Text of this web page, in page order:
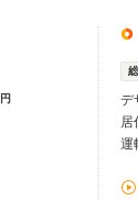
デ
居
運